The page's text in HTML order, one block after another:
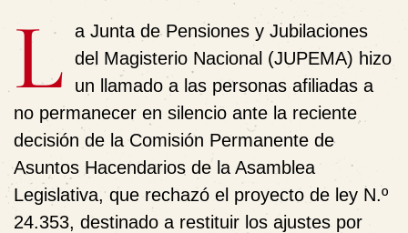
L a Junta de Pensiones y Jubilaciones
del Magisterio Nacional (JUPEMA) hizo
un llamado a las personas afiliadas a
no permanecer en silencio ante la reciente
decisión de la Comisión Permanente de
Asuntos Hacendarios de la Asamblea
Legislativa, que rechazó el proyecto de ley N.º
24.353, destinado a restituir los ajustes por